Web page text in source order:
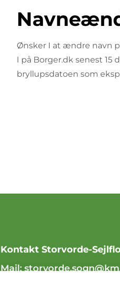
Ønsker I at ændre navn
I på Borger.dk senest 15
bryllupsdatoen som
Kontakt Storvorde-
Mail: